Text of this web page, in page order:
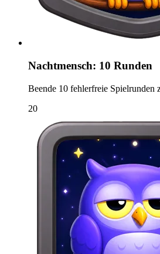
Nachtmensch: 10 Runden
Beende 10 fehlerfreie Spielrunden
20